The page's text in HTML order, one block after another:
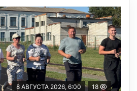
8 АВГУСТА 2026, 6:00 18